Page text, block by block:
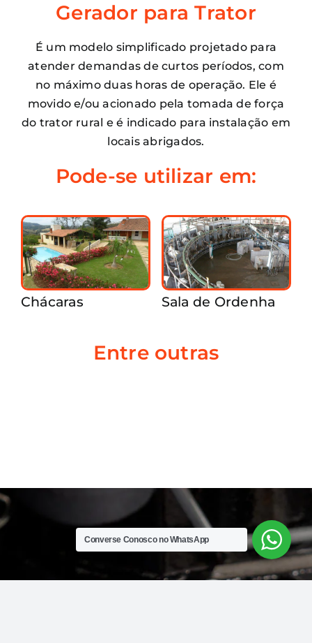
Gerador para Trator
É um modelo simplificado projetado para
atender demandas de curtos períodos, com
no máximo duas horas de operação. Ele é
movido e/ou acionado pela tomada de força
do trator rural e é indicado para instalação em
locais abrigados.
Pode-se utilizar em:
Chácaras Sala de Ordenha
Entre outras
Converse Conosco no WhatsApp